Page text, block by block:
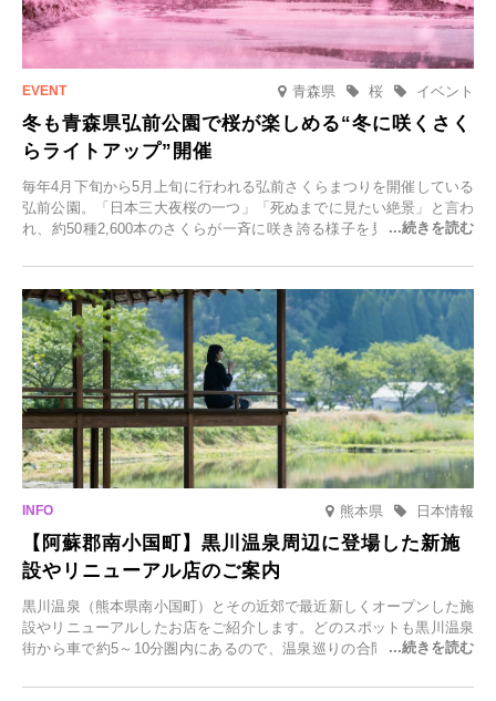
青森県 イベント
桜
冬も青森県弘前公園で桜が楽しめる“冬に咲くさく
らライトアップ”開催
毎年4月下旬から5月上旬に行われる弘前さくらまつりを開催している
弘前公園。「日本三大夜桜の一つ」「死ぬまでに見たい絶景」と言わ
れ、約50種2,600本のさくらが一斉に咲き誇る様子を見に、世界中か
日(月)～2026年2月28日(土)の期間、「冬に咲くさくらライトアップ」
を開催します。
熊本県 日本情報
【阿蘇郡南小国町】黒川温泉周辺に登場した新施
設やリニューアル店のご案内
黒川温泉（熊本県南小国町）とその近郊で最近新しくオープンした施
設やリニューアルしたお店をご紹介します。どのスポットも黒川温泉
街から車で約5～10分圏内にあるので、温泉巡りの合間に気軽に立ち
元食材にこだわったレストランなど、多彩な魅力が満載です。黒川温